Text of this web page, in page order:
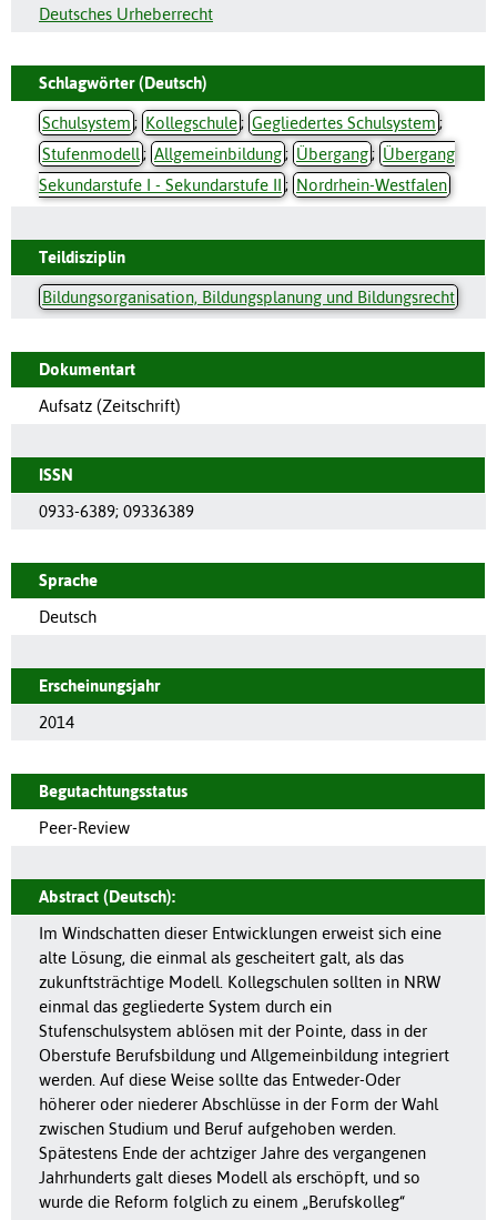
Deutsches Urheberrecht
Schlagwörter (Deutsch)
Schulsystem ; Kollegschule; Gegliedertes Schulsystem ;
Stufenmodell ; Allgemeinbildung; Übergang; Übergang
Sekundarstufe I - Sekundarstufe II ; Nordrhein-Westfalen
Teildisziplin
Bildungsorganisation, Bildungsplanung und Bildungsrecht
Dokumentart
Aufsatz (Zeitschrift)
ISSN
0933-6389; 09336389
Sprache
Deutsch
Erscheinungsjahr
2014
Begutachtungsstatus
Peer-Review
Abstract (Deutsch):
Im Windschatten dieser Entwicklungen erweist sich eine
alte Lösung, die einmal als gescheitert galt, als das
zukunftsträchtige Modell. Kollegschulen sollten in NRW
einmal das gegliederte System durch ein
Stufenschulsystem ablösen mit der Pointe, dass in der
Oberstufe Berufsbildung und Allgemeinbildung integriert
werden. Auf diese Weise sollte das Entweder-Oder
höherer oder niederer Abschlüsse in der Form der Wahl
zwischen Studium und Beruf aufgehoben werden.
Spätestens Ende der achtziger Jahre des vergangenen
Jahrhunderts galt dieses Modell als erschöpft, und so
wurde die Reform folglich zu einem „Berufskolleg“